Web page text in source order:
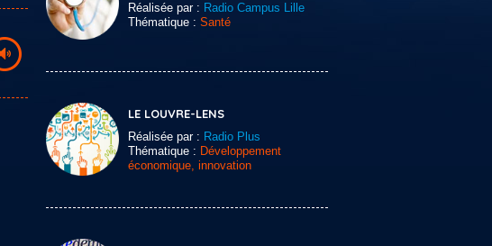
Réalisée par : Radio Campus Lille
Thématique : Santé
LE LOUVRE-LENS
Réalisée par : Radio Plus
Thématique : Développement
économique, innovation